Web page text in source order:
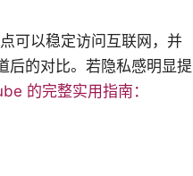
可以稳定访问互联网，并
后的对比。若隐私感明显提
的完整实用指南：